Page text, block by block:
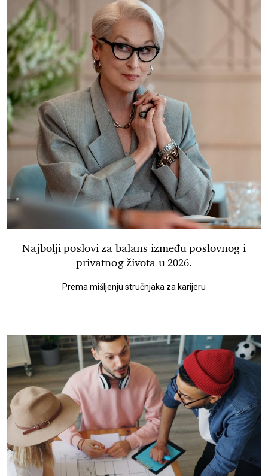
Najbolji poslovi za balans između poslovnog i
privatnog života u 2026.
Prema mišljenju stručnjaka za karijeru